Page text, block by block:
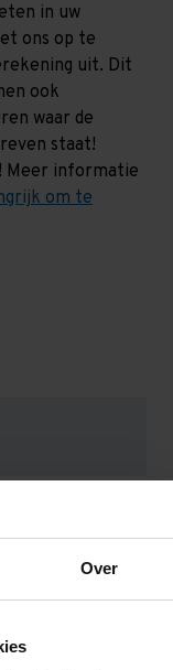
Over
in uw
ons op te
uit. Dit
ook
waar de
staat!
Meer informatie
om te